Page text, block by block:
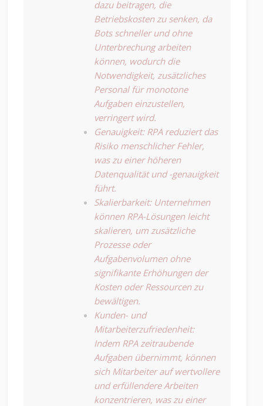
dazu beitragen, die
Betriebskosten zu senken, da
Bots schneller und ohne
Unterbrechung arbeiten
können, wodurch die
Notwendigkeit, zusätzliches
Personal für monotone
Aufgaben einzustellen,
verringert wird.
Genauigkeit: RPA reduziert das
Risiko menschlicher Fehler,
was zu einer höheren
Datenqualität und -genauigkeit
führt.
Skalierbarkeit: Unternehmen
können RPA-Lösungen leicht
skalieren, um zusätzliche
Prozesse oder
Aufgabenvolumen ohne
signifikante Erhöhungen der
Kosten oder Ressourcen zu
bewältigen.
Kunden- und
Mitarbeiterzufriedenheit:
Indem RPA zeitraubende
Aufgaben übernimmt, können
sich Mitarbeiter auf wertvollere
und erfüllendere Arbeiten
konzentrieren, was zu einer